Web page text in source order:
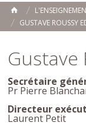
Toggle
ACCUEIL
GUSTAVE ROUSSY
Gustave
Secrétaire
Pr Pierre
Directeur
Laurent Petit